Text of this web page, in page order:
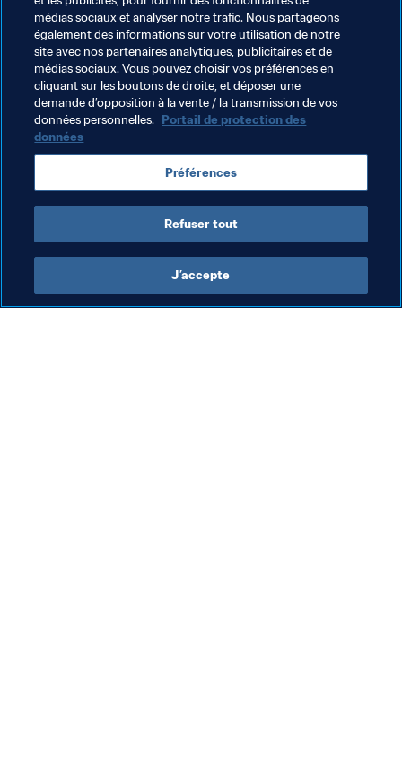
exclusifs dans la catégorie des produits et
services financiers jusqu’en 2022.
En savoir plus
Dernière actualisation: vendredi 10 novembre 2023 à
14:42
médias sociaux et analyser notre trafic. Nous partageons
également des informations sur votre utilisation de notre
site avec nos partenaires analytiques, publicitaires et de
médias sociaux. Vous pouvez choisir vos préférences en
cliquant sur les boutons de droite, et déposer une
demande d’opposition à la vente / la transmission de vos
données personnelles. Portail de protection des
données
Préférences
Refuser tout
J’accepte